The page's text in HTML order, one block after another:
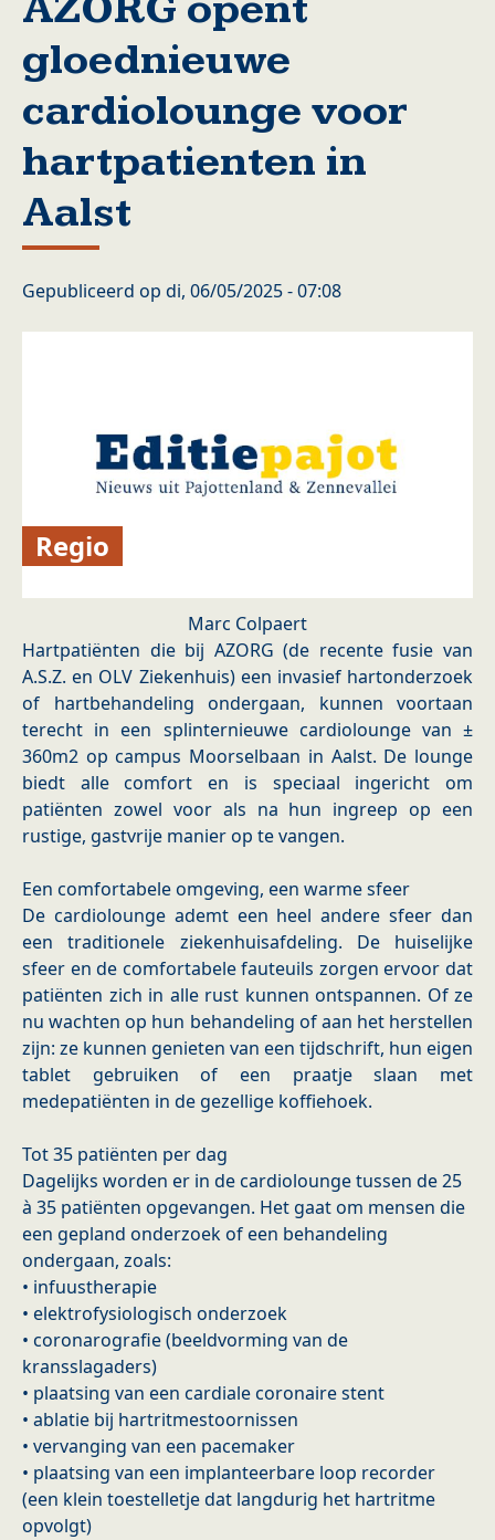
gloednieuwe
cardiolounge voor
hartpatienten in
Aalst
Gepubliceerd op di, 06/05/2025 - 07:08
Regio
Marc Colpaert
Hartpatiënten die bij AZORG (de recente fusie van
A.S.Z. en OLV Ziekenhuis) een invasief hartonderzoek
of hartbehandeling ondergaan, kunnen voortaan
terecht in een splinternieuwe cardiolounge van ±
360m2 op campus Moorselbaan in Aalst. De lounge
biedt alle comfort en is speciaal ingericht om
patiënten zowel voor als na hun ingreep op een
rustige, gastvrije manier op te vangen.
Een comfortabele omgeving, een warme sfeer
De cardiolounge ademt een heel andere sfeer dan
een traditionele ziekenhuisafdeling. De huiselijke
sfeer en de comfortabele fauteuils zorgen ervoor dat
patiënten zich in alle rust kunnen ontspannen. Of ze
nu wachten op hun behandeling of aan het herstellen
zijn: ze kunnen genieten van een tijdschrift, hun eigen
tablet gebruiken of een praatje slaan met
medepatiënten in de gezellige koffiehoek.
Tot 35 patiënten per dag
Dagelijks worden er in de cardiolounge tussen de 25
à 35 patiënten opgevangen. Het gaat om mensen die
een gepland onderzoek of een behandeling
ondergaan, zoals:
• infuustherapie
• elektrofysiologisch onderzoek
• coronarografie (beeldvorming van de
kransslagaders)
• plaatsing van een cardiale coronaire stent
• ablatie bij hartritmestoornissen
• vervanging van een pacemaker
• plaatsing van een implanteerbare loop recorder
(een klein toestelletje dat langdurig het hartritme
opvolgt)